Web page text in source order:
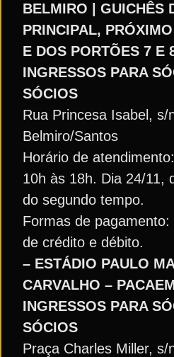
BELMIRO | GUICHÊS
PRINCIPAL,
E DOS PORTÕES 7 E
INGRESSOS PARA
SÓCIOS
Rua Princesa Isabel, s/
Belmiro/Santos
Horário de
10h às 18h. Dia 24/11,
do segundo tempo.
Formas de
de crédito e débito.
– ESTÁDIO PAULO
CARVALHO –
INGRESSOS PARA
SÓCIOS
Praça Charles Miller,